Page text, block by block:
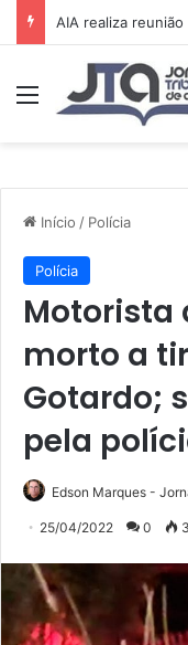
Menu
Início / Polícia
Polícia
Motorista
morto a
Gotardo;
pela
Edson Marques -
25/04/2022 0